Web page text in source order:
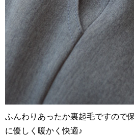
ふんわりあったか裏起毛ですので
に優しく暖かく快適♪